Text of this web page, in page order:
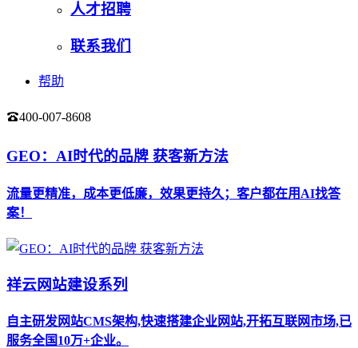
人才招聘
联系我们
帮助
400-007-8608
GEO：AI时代的品牌 获客新方法
流量更精准，成本更低廉，效果更持久；客户都在用AI找答
案！
祥云网站建设系列
自主研发网站CMS架构,快速搭建企业网站,开拓互联网市场,已
服务全国10万+企业。